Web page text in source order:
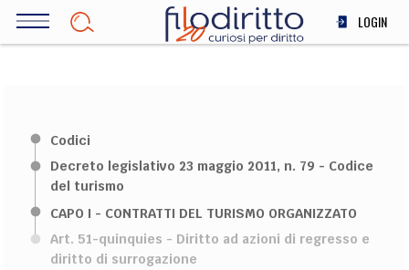
Salta
LOGIN
SCIENZA
INNOVAZIONE
ALTRO
Codici
Decreto legislativo 23 maggio 2011, n. 79 - Codice
del turismo
CAPO I - CONTRATTI DEL TURISMO ORGANIZZATO
Art. 51-quinquies - Diritto ad azioni di regresso e
diritto di surrogazione